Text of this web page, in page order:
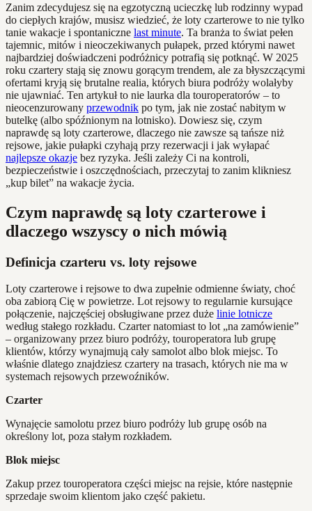
Zanim zdecydujesz się na egzotyczną ucieczkę lub rodzinny wypad
do ciepłych krajów, musisz wiedzieć, że loty czarterowe to nie tylko
tanie wakacje i spontaniczne last minute. Ta branża to świat pełen
tajemnic, mitów i nieoczekiwanych pułapek, przed którymi nawet
najbardziej doświadczeni podróżnicy potrafią się potknąć. W 2025
roku czartery stają się znowu gorącym trendem, ale za błyszczącymi
ofertami kryją się brutalne realia, których biura podróży wolałyby
nie ujawniać. Ten artykuł to nie laurka dla touroperatorów – to
nieocenzurowany przewodnik po tym, jak nie zostać nabitym w
butelkę (albo spóźnionym na lotnisko). Dowiesz się, czym
naprawdę są loty czarterowe, dlaczego nie zawsze są tańsze niż
rejsowe, jakie pułapki czyhają przy rezerwacji i jak wyłapać
najlepsze okazje bez ryzyka. Jeśli zależy Ci na kontroli,
bezpieczeństwie i oszczędnościach, przeczytaj to zanim klikniesz
„kup bilet” na wakacje życia.
Czym naprawdę są loty czarterowe i
dlaczego wszyscy o nich mówią
Definicja czarteru vs. loty rejsowe
Loty czarterowe i rejsowe to dwa zupełnie odmienne światy, choć
oba zabiorą Cię w powietrze. Lot rejsowy to regularnie kursujące
połączenie, najczęściej obsługiwane przez duże linie lotnicze
według stałego rozkładu. Czarter natomiast to lot „na zamówienie”
– organizowany przez biuro podróży, touroperatora lub grupę
klientów, którzy wynajmują cały samolot albo blok miejsc. To
właśnie dlatego znajdziesz czartery na trasach, których nie ma w
systemach rejsowych przewoźników.
Czarter
Wynajęcie samolotu przez biuro podróży lub grupę osób na
określony lot, poza stałym rozkładem.
Blok miejsc
Zakup przez touroperatora części miejsc na rejsie, które następnie
sprzedaje swoim klientom jako część pakietu.